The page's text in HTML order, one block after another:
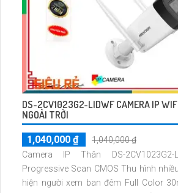
DS-2CV1023G2-LIDWF CAMERA IP
NGOÀI TRỜI
1,040,000 ₫
1,040,000 ₫
Camera IP Thân DS-
Progressive Scan CMOS Thu hình
hiện người xem ban đêm Full Color